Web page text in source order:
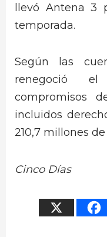
llevó Antena 3
temporada.
Según las
renegoció
compromisos
incluidos
210,7 millones de
Cinco Días